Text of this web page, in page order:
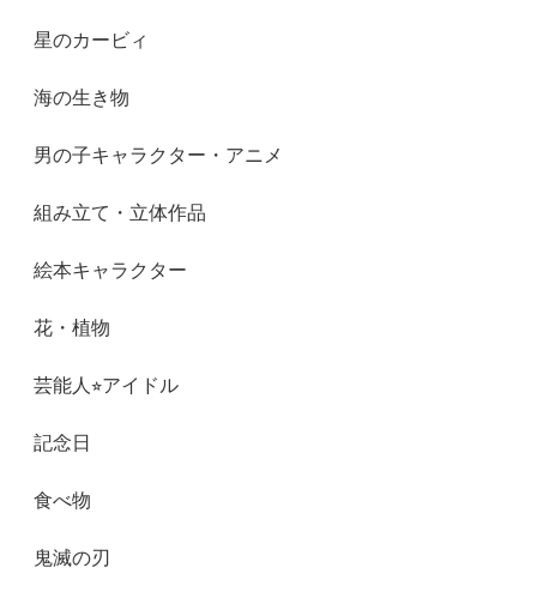
星のカービィ
海の生き物
男の子キャラクター・アニメ
組み立て・立体作品
絵本キャラクター
花・植物
芸能人⭐︎アイドル
記念日
食べ物
鬼滅の刃